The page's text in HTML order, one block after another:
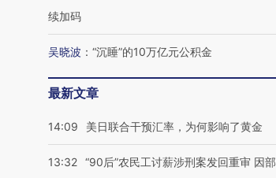
续加码
吴晓波 ： “沉睡”的10万亿元公积金
最新文章
14:09 美日联合干预汇率，为何影响了黄金
13:32 “90后”农民工讨薪涉刑案发回重审 因部